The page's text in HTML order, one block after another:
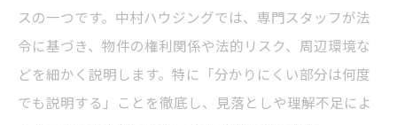
スの一つです。中村ハウジングでは、専門スタッフが法
令に基づき、物件の権利関係や法的リスク、周辺環境な
どを細かく説明します。特に「分かりにくい部分は何度
でも説明する」ことを徹底し、見落としや理解不足によ